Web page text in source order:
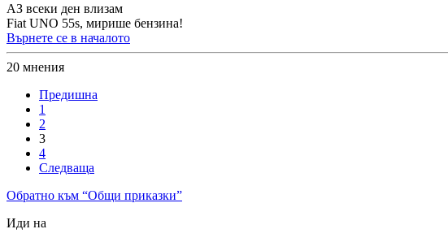
АЗ всеки ден влизам
Fiat UNO 55s, мирише бензина!
Върнете се в началото
20 мнения
Предишна
1
2
3
4
Следваща
Обратно към “Общи приказки”
Иди на